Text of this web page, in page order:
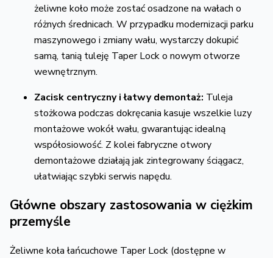
żeliwne koło może zostać osadzone na wałach o
różnych średnicach. W przypadku modernizacji parku
maszynowego i zmiany wału, wystarczy dokupić
samą, tanią tuleję Taper Lock o nowym otworze
wewnętrznym.
Zacisk centryczny i łatwy demontaż: Tuleja
stożkowa podczas dokręcania kasuje wszelkie luzy
montażowe wokół wału, gwarantując idealną
współosiowość. Z kolei fabryczne otwory
demontażowe działają jak zintegrowany ściągacz,
ułatwiając szybki serwis napędu.
Główne obszary zastosowania w ciężkim
przemyśle
Żeliwne koła łańcuchowe Taper Lock (dostępne w